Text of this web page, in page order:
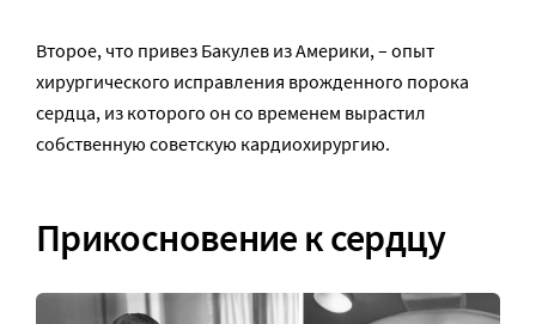
Второе, что привез Бакулев из Америки, – опыт
хирургического исправления врожденного порока
сердца, из которого он со временем вырастил
собственную советскую кардиохирургию.
Прикосновение к сердцу